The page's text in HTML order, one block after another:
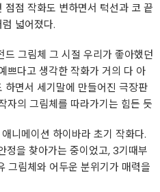
점 작화도 변하면서 턱선과 코 끝
넓어졌다.
그림체 그 시절 우리가 좋아했던
쁘다고 생각한 작화가 거의 다 아
면서 세기말에 만들어진 극장판
자의 그림체를 따라가기는 힘든 듯
니메이션 하이바라 초기 작화다.
정을 찾아가는 중이었고, 3기때부
그림체와 어두운 분위기가 매력을